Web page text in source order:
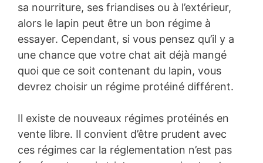
sa nourriture, ses friandises ou à l’extérieur,
alors le lapin peut être un bon régime à
essayer. Cependant, si vous pensez qu’il y a
une chance que votre chat ait déjà mangé
quoi que ce soit contenant du lapin, vous
devrez choisir un régime protéiné différent.
Il existe de nouveaux régimes protéinés en
vente libre. Il convient d’être prudent avec
ces régimes car la réglementation n’est pas